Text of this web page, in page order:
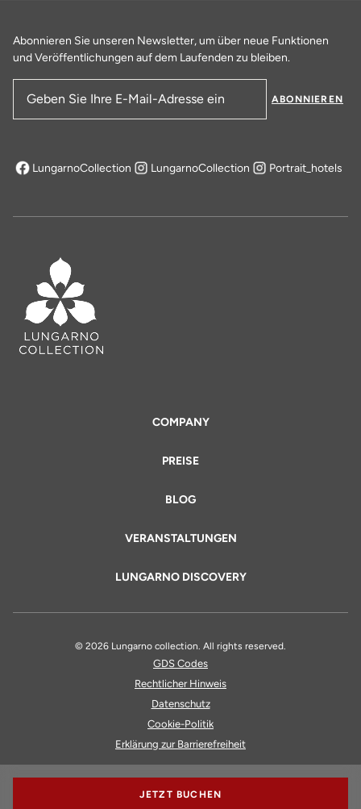
JETZT BUCHEN
COMPANY
PREISE
BLOG
VERANSTALTUNGEN
LUNGARNO DISCOVERY
Abonnieren Sie unseren Newsletter, um über neue Funktionen
und Veröffentlichungen auf dem Laufenden zu bleiben.
E-Mail-Adresse
ABONNIEREN
LungarnoCollection
öffnet sich in einem neuen Tab
LungarnoCollection Portrait_hotels
© 2026 Lungarno collection. All rights reserved.
GDS Codes
Rechtlicher Hinweis
Datenschutz
Cookie-Politik
Erklärung zur Barrierefreiheit